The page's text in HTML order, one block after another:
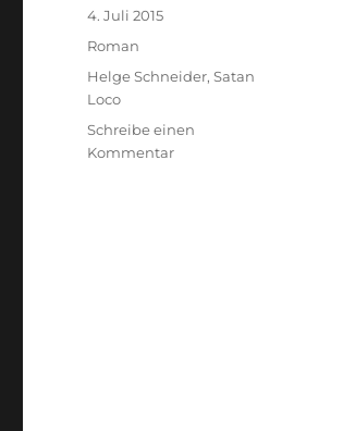
Veröffentlicht
4. Juli 2015
Kategorien
Roman
Schlagwörter
Helge Schneider,Satan
Loco
Schreibe einen
Kommentarzu